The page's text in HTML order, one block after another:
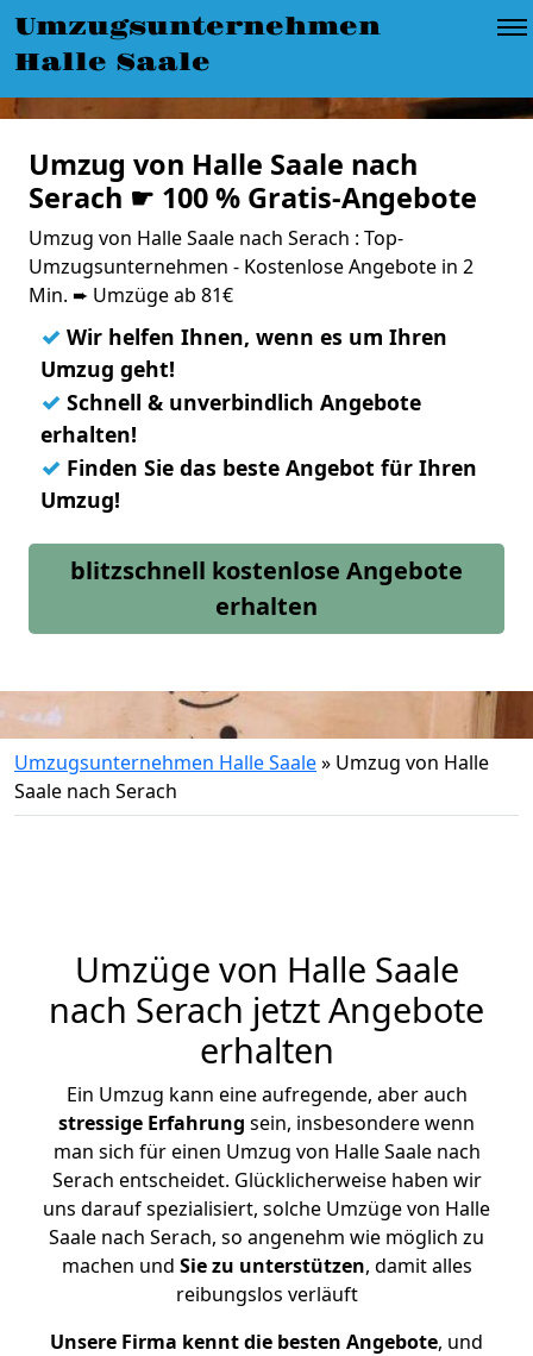
Umzugsunternehmen
Halle Saale
Umzug von Halle Saale nach
Serach ☛ 100 % Gratis-Angebote
Umzug von Halle Saale nach Serach : Top-
Umzugsunternehmen - Kostenlose Angebote in 2
Min. ➨ Umzüge ab 81€
✓ Wir helfen Ihnen, wenn es um Ihren
Umzug geht!
✓ Schnell & unverbindlich Angebote
erhalten!
✓ Finden Sie das beste Angebot für Ihren
Umzug!
blitzschnell kostenlose Angebote
erhalten
Umzugsunternehmen Halle Saale» Umzug von Halle
Saale nach Serach
Umzüge von Halle Saale
nach Serach jetzt Angebote
erhalten
Ein Umzug kann eine aufregende, aber auch
stressige Erfahrung sein, insbesondere wenn
man sich für einen Umzug von Halle Saale nach
Serach entscheidet. Glücklicherweise haben wir
uns darauf spezialisiert, solche Umzüge von Halle
Saale nach Serach, so angenehm wie möglich zu
machen und Sie zu unterstützen, damit alles
reibungslos verläuft
Unsere Firma kennt die besten Angebote, und